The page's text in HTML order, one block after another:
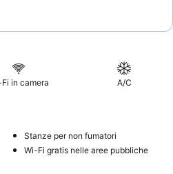
pasti. Gli ospiti lodano
un soggiorno più tranquillo, si
con vista sul giardino.
in camera A/C
Stanze per non fumatori
Wi-Fi gratis nelle aree pubbliche